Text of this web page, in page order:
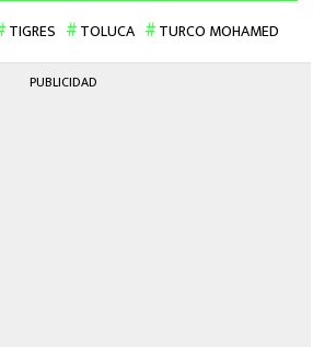
TIGRES TOLUCA TURCO MOHAMED
PUBLICIDAD